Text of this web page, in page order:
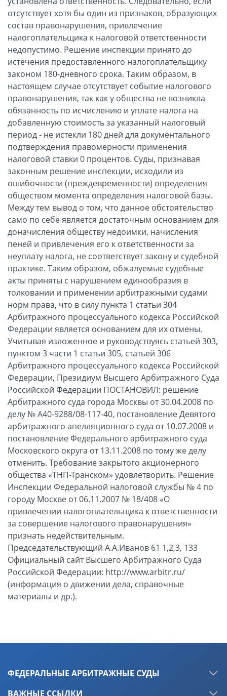
ФЕДЕРАЛЬНЫЕ АРБИТРАЖНЫЕ СУДЫ
ВАЖНЫЕ ССЫЛКИ